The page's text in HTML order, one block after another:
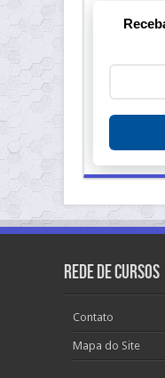
Rede de Cursos
Contato
Mapa do Site